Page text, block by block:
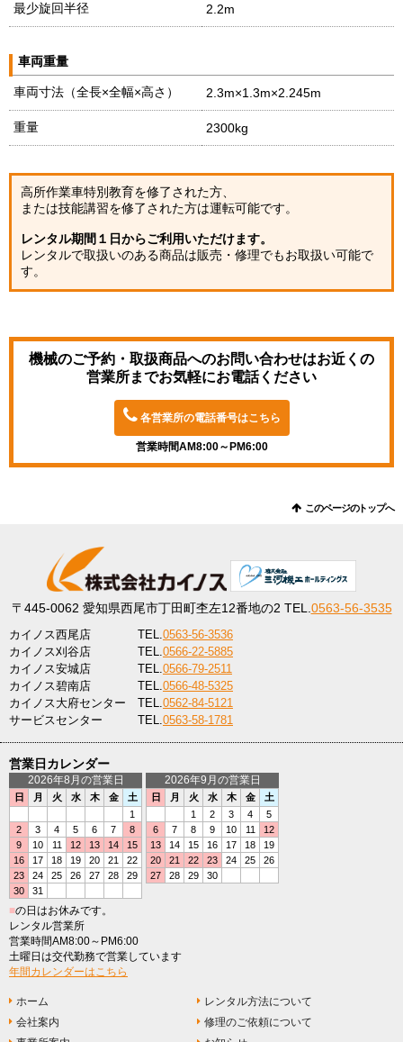
最少旋回半径 2.2m
車両重量
車両寸法（全長×全幅×高さ） 2.3m×1.3m×2.245m
重量 2300kg
高所作業車特別教育を修了された方、
または技能講習を修了された方は運転可能です。
レンタル期間１日からご利用いただけます。
レンタルで取扱いのある商品は販売・修理でもお取扱い可能で
す。
機械のご予約・取扱商品へのお問い合わせはお近くの
営業所までお気軽にお電話ください
各営業所の電話番号はこちら
営業時間AM8:00～PM6:00
このページのトップへ
〒445-0062 愛知県西尾市丁田町杢左12番地の2 TEL. 0563-56-3535
カイノス西尾店 TEL.0563-56-3536
カイノス刈谷店
TEL.0566-22-5885
カイノス安城店
TEL.0566-79-2511
カイノス碧南店
TEL.0566-48-5325
カイノス大府センター
TEL.0562-84-5121
サービスセンター
TEL.0563-58-1781
営業日カレンダー
2026年8月の営業日
日 月 火 水 木 金
土
1
2
3 4 5 6 7
8
9
10 11 12 13 14
15
16
17 18 19 20 21
22
23
24 25 26 27 28
29
30
31
2026年9月の営業日
日 月 火 水 木 金
土
1
2 3 4
5
6
7 8 9 10 11
12
13
14 15 16 17 18
19
20
21 22 23 24 25
26
27
28 29 30
■の日はお休みです。
レンタル営業所
営業時間AM8:00～PM6:00
土曜日は交代勤務で営業しています
年間カレンダーはこちら
ホーム
会社案内
レンタル方法について
修理のご依頼について